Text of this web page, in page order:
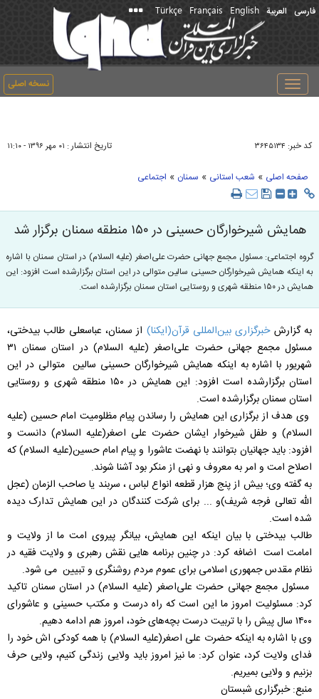
فارسی العربیة English
Français
Türkçe
نسخه اصلی
Toggle
navigation
کد خبر: ۳۶۴۵۱۳۴ تاریخ انتشار : ۰۱ مهر ۱۳۹۶ - ۱۱:۱۰
صفحه اصلی » شعب استانی » سمنان » اجتماعی
همایش شیرخوارگان حسینی در ۱۵۰ منطقه سمنان برگزار شد
گروه اجتماعی: مسئول مجمع جهانی حضرت علی‌اصغر (علیه السلام) در استان سمنان با اشاره
به اینکه همایش شیرخوارگان حسینی سالین متوالی در این استان برگزارشده است افزود: این
همایش در ۱۵۰ منطقه شهری و روستایی استان سمنان برگزارشده است.
به گزارشخبرگزاری بین‌المللی قرآن(ایکنا) از سمنان، عباسعلی طالب بیدختی،
مسئول مجمع جهانی حضرت علی‌اصغر (علیه السلام) در استان سمنان ۳۱
شهریور با اشاره به اینکه همایش شیرخوارگان حسینی سالین متوالی در این
استان برگزارشده است افزود: این همایش در ۱۵۰ منطقه شهری و روستایی
استان سمنان برگزارشده است.
وی هدف از برگزاری این همایش را رساندن پیام مظلومیت امام حسین (علیه
السلام) و طفل شیرخوار ایشان حضرت علی اصغر(علیه السلام) دانست و
افزود: باید جهانیان بتوانند با نهضت عاشورا و پیام امام حسین(علیه السلام) که
اصلاح امت و امر به معروف و نهی از منکر بود آشنا شوند.
به گفته وی؛ بیش از پنج هزار قطعه انواع لباس ، سربند یا صاحب الزمان (عجل
الله تعالی فرجه شریف)و ... برای شرکت کنندگان در این همایش تدارک دیده
شده است.
طالب بیدختی با بیان اینکه این همایش، بیانگر پیروی امت ما از ولایت و
امامت است اضافه کرد: در چنین برنامه هایی نقش رهبری و ولایت فقیه در
نظام مقدس جمهوری اسلامی برای عموم مردم روشنگری و تبیین می شود.
مسئول مجمع جهانی حضرت علی‌اصغر (علیه السلام) در استان سمنان تاکید
کرد: مسئولیت امروز ما این است که راه درست و مکتب حسینی و عاشورای
۱۴۰۰ سال پیش را با تربیت درست بچه‌های خود، امروز هم ادامه دهیم.
وی با اشاره به اینکه حضرت علی اصغر(علیه السلام) با همه کودکی اش خود را
فدای ولایت کرد، عنوان کرد: ما نیز امروز باید ولایی زندگی کنیم، ولایی حرف
بزنیم و ولایی بمیریم.
منبع: خبرگزاری شبستان